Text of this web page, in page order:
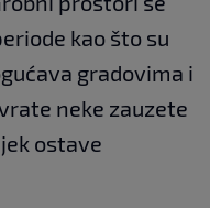
kao što su
gradovima i
neke zauzete
ostave